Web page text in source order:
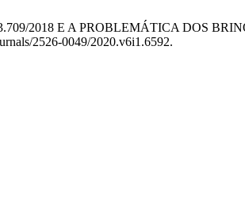
2018 E A PROBLEMÁTICA DOS
2526-0049/2020.v6i1.6592.